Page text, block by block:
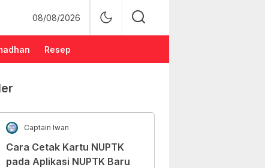
08/08/2026
Resep
Captain Iwan
Cara Cetak Kartu NUPTK
pada Aplikasi NUPTK Baru